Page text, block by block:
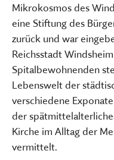
Mikrokosmos des
eine Stiftung des
zurück und war
Reichsstadt
Spitalbewohnenden
Lebenswelt der
verschiedene
der
Kirche im Alltag der
vermittelt.